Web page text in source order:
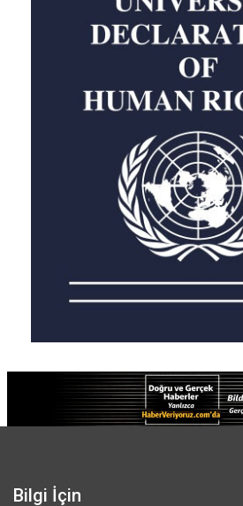
Bilgi İçin